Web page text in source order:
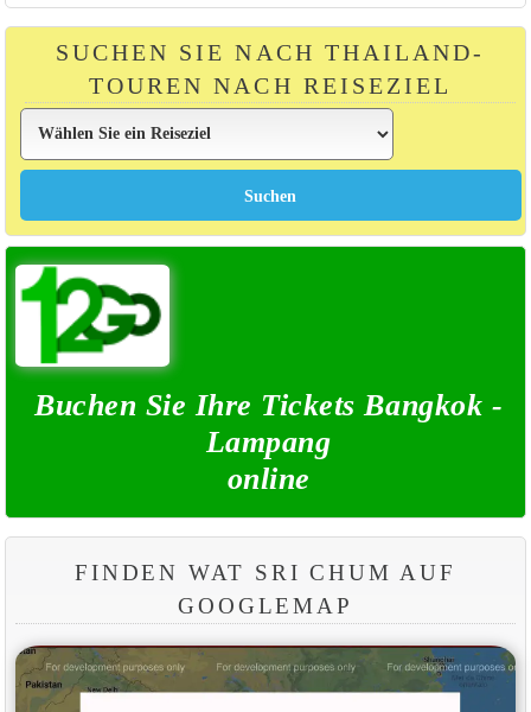
SUCHEN SIE NACH THAILAND-
TOUREN NACH REISEZIEL
Buchen Sie Ihre Tickets Bangkok -
Lampang
online
FINDEN WAT SRI CHUM AUF
GOOGLEMAP